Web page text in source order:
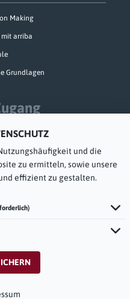
und die
zu ermitteln, sowie unsere
effizient zu gestalten.
Making
arriba
Grundlagen